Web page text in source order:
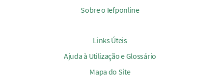
Sobre o Iefponline
Links Úteis
Ajuda à Utilização e Glossário
Mapa do Site